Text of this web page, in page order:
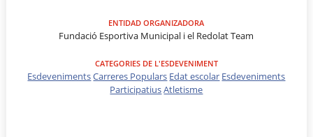
ENTIDAD ORGANIZADORA
Fundació Esportiva Municipal i el Redolat Team
CATEGORIES DE L'ESDEVENIMENT
EsdevenimentsCarreres Populars Edat escolar Esdeveniments
ParticipatiusAtletisme